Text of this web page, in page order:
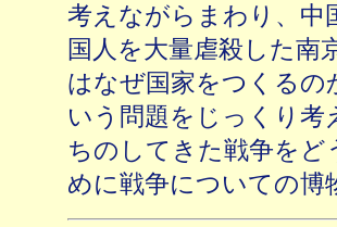
考えながらまわり、中
国人を大量虐殺した南
はなぜ国家をつくるの
いう問題をじっくり
ちのしてきた戦争を
めに戦争についての博